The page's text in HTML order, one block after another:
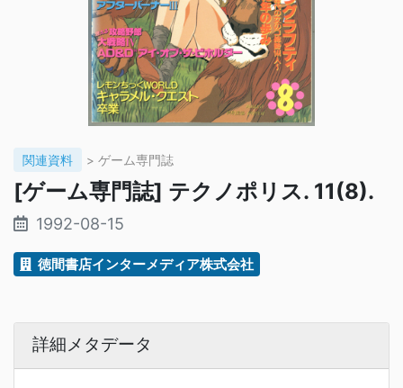
関連資料 > ゲーム専門誌
[ゲーム専門誌] テクノポリス. 11(8).
1992-08-15
徳間書店インターメディア株式会社
詳細メタデータ